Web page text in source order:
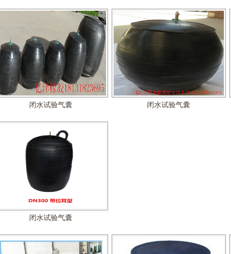
闭水试验气囊 闭水试验气囊
闭水试验气囊